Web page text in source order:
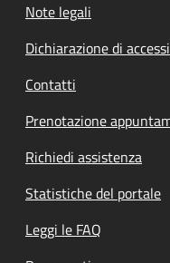
Note legali
Dichiarazione di
Contatti
Prenotazione
Richiedi assistenza
Statistiche del portale
Leggi le FAQ